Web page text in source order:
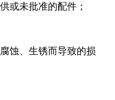
或未批准的配件；
蚀、生锈而导致的损